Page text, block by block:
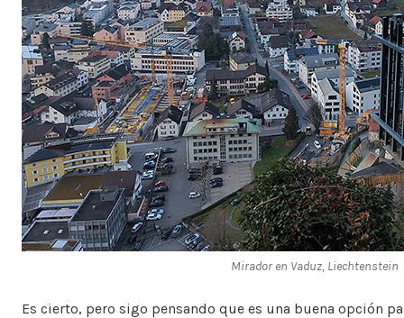
Mirador en Vaduz, Liechtenstein
Es cierto, pero sigo pensando que es una buena opción